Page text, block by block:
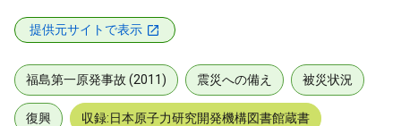
提供元サイトで表示
福島第一原発事故 (2011) 震災への備え 被災状況
復興 収録:日本原子力研究開発機構図書館蔵書